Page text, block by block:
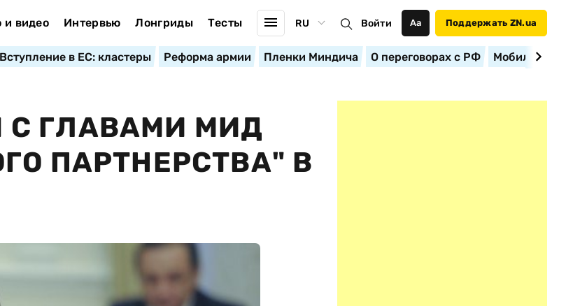
и видео Интервью Лонгриды Тесты RU Войти Аа Поддержать ZN.ua
Вступление в ЕС: кластеры Реформа армии Пленки Миндича О переговорах с РФ
С ГЛАВАМИ МИД
ПАРТНЕРСТВА" В